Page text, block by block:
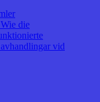
die
vid